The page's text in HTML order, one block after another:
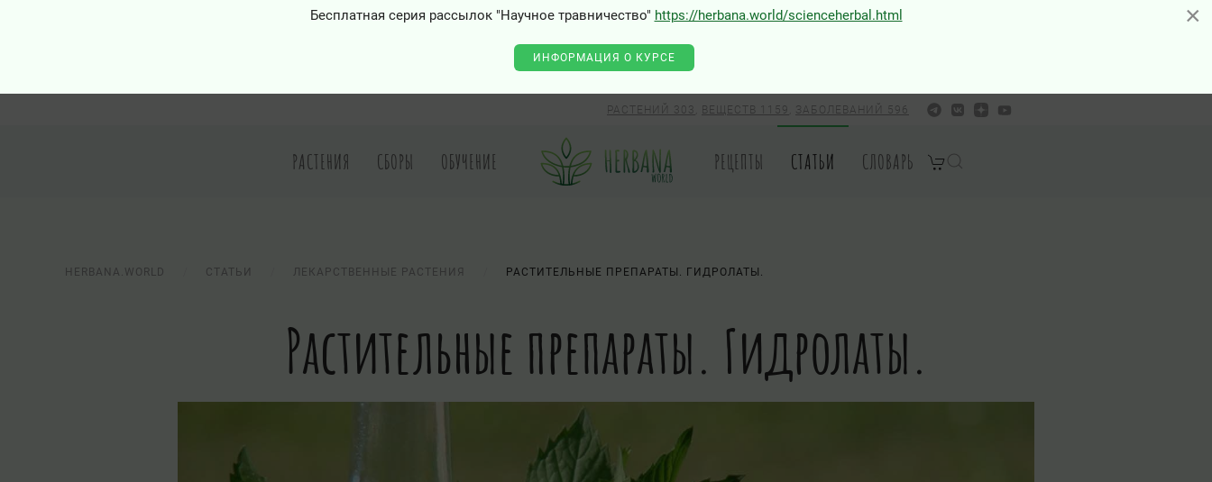
×
Бесплатная серия рассылок "Научное травничество" https://herbana.world/scienceherbal.html
ИНФОРМАЦИЯ О КУРСЕ
РАСТЕНИЙ 303 ВЕЩЕСТВ 1159 ЗАБОЛЕВАНИЙ 596
РАСТЕНИЯ СБОРЫ ОБУЧЕНИЕ РЕЦЕПТЫ СТАТЬИ СЛОВАРЬ
HERBANA.WORLD СТАТЬИ ЛЕКАРСТВЕННЫЕ РАСТЕНИЯ РАСТИТЕЛЬНЫЕ ПРЕПАРАТЫ. ГИДРОЛАТЫ.
Растительные препараты. Гидролаты.
×